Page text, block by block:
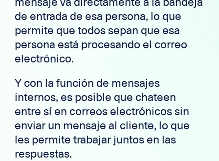
de entrada de esa persona, lo que
permite que todos sepan que esa
persona está procesando el correo
electrónico.
Y con la función de mensajes
internos, es posible que chateen
entre sí en correos electrónicos sin
enviar un mensaje al cliente, lo que
les permite trabajar juntos en las
respuestas.